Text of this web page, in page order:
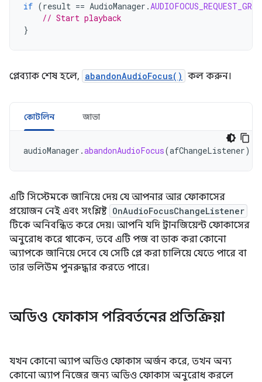
if (result == AudioManager .
// Start playback
}
প্লেব্যাক শেষ হলে, abandonAudioFocus() কল করুন।
কোটলিন জাভা
audioManager .abandonAudioFocus(afChangeListener)
এটি সিস্টেমকে জানিয়ে দেয় যে আপনার আর ফোকাসের
প্রয়োজন নেই এবং সংশ্লিষ্ট OnAudioFocusChangeListener
টিকে অনিবন্ধিত করে দেয়। আপনি যদি ট্রানজিয়েন্ট ফোকাসের
অনুরোধ করে থাকেন, তবে এটি পজ বা ডাক করা কোনো
অ্যাপকে জানিয়ে দেবে যে সেটি প্লে করা চালিয়ে যেতে পারে বা
তার ভলিউম পুনরুদ্ধার করতে পারে।
অডিও ফোকাস পরিবর্তনের প্রতিক্রিয়া
যখন কোনো অ্যাপ অডিও ফোকাস অর্জন করে, তখন অন্য
কোনো অ্যাপ নিজের জন্য অডিও ফোকাস অনুরোধ করলে